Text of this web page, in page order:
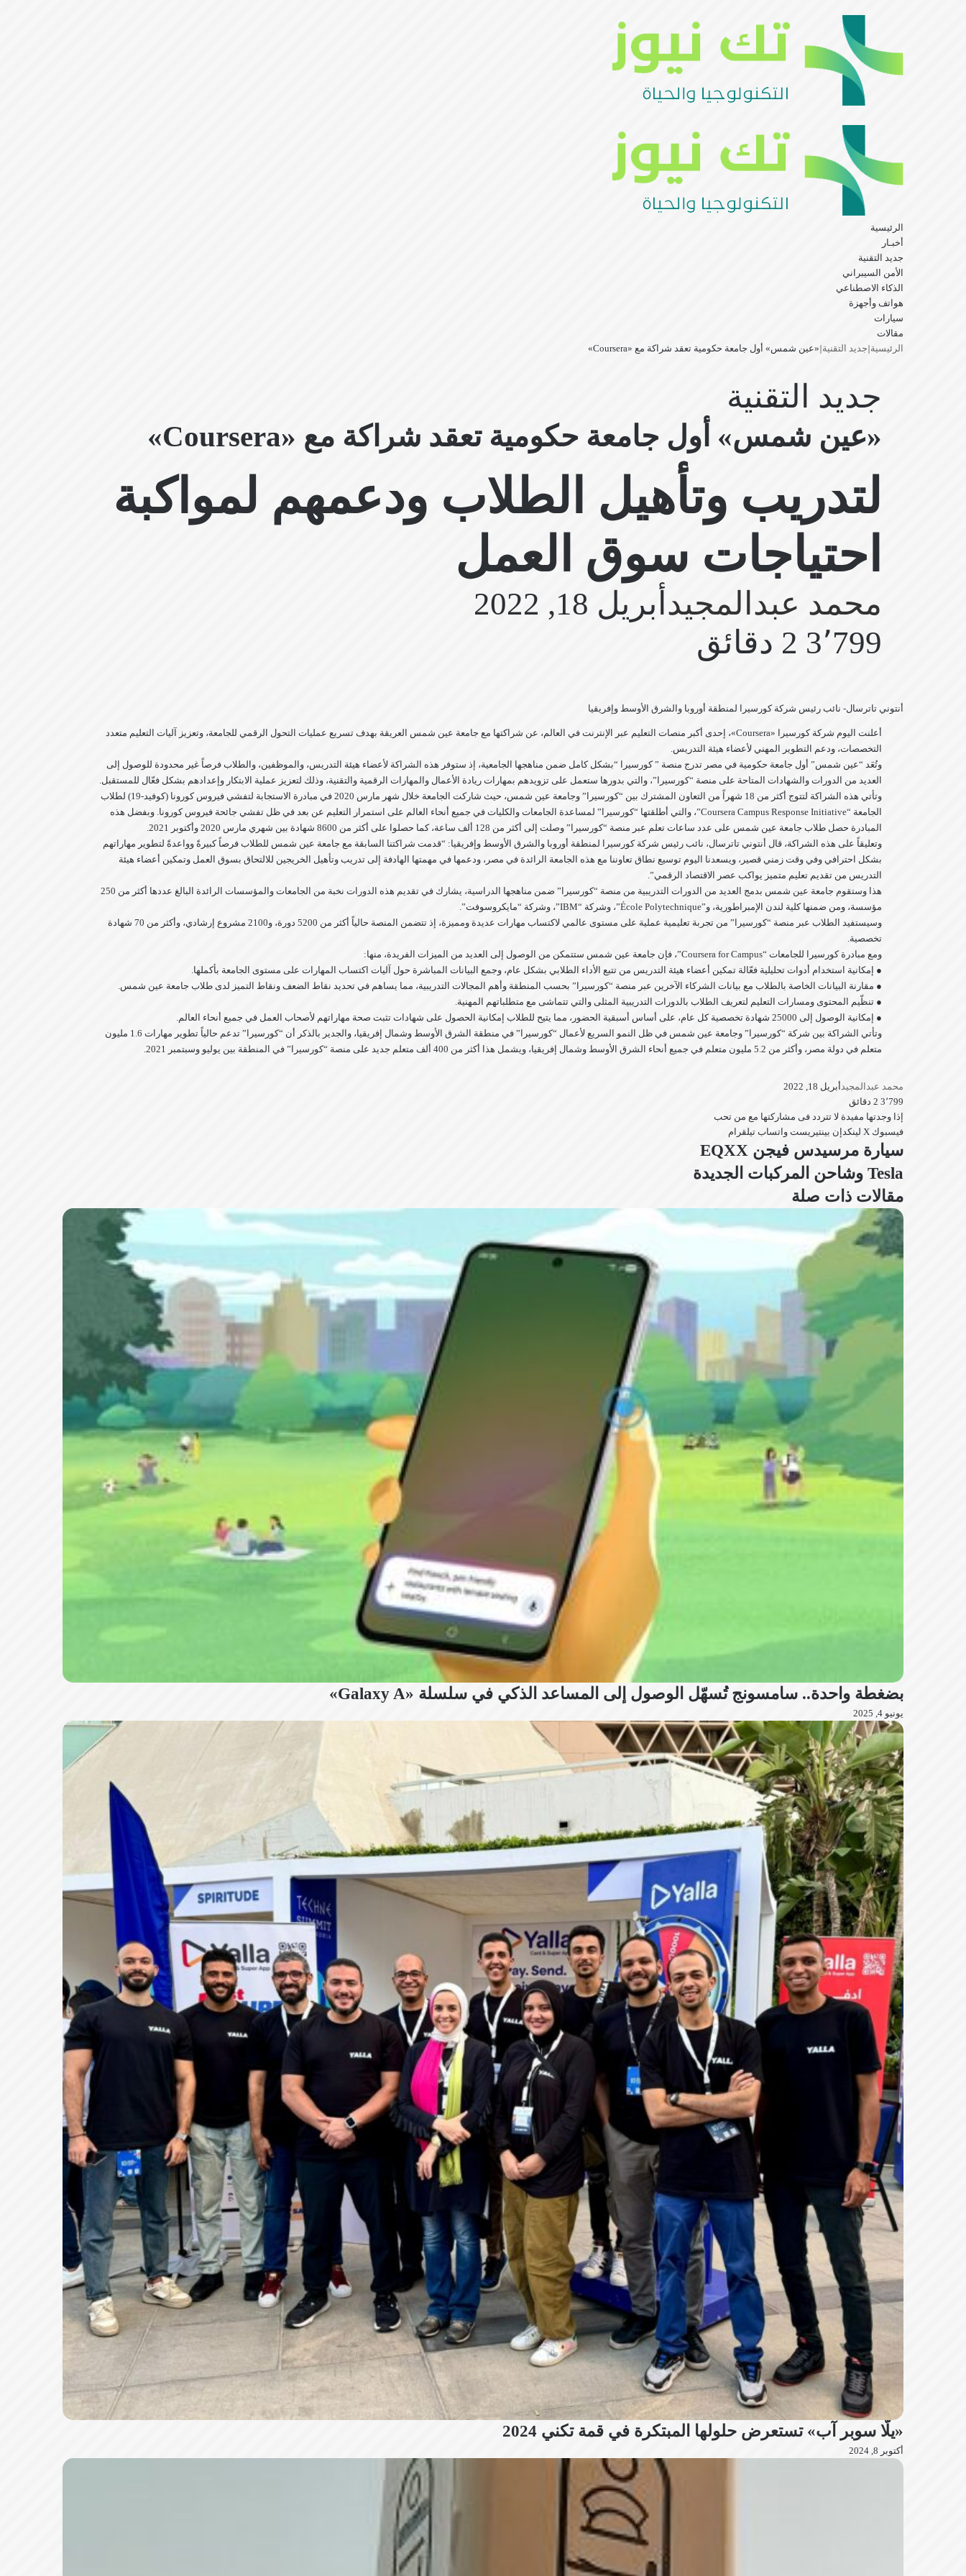
الرئيسية
أخبـار
جديد التقنية
الأمن السيبراني
الذكاء الاصطناعي
هواتف وأجهزة
سيارات
مقالات
فيسبوك
‫X
لينكدإن
انستقرام
إضافة
بحث
الرئيسية|جديد التقنية|«عين شمس» أول جامعة حكومية تعقد شراكة مع «Coursera»
جديد التقنية
«عين شمس» أول جامعة حكومية تعقد شراكة مع «Coursera»
لتدريب وتأهيل الطلاب ودعمهم لمواكبة
احتياجات سوق العمل
محمد عبدالمجيد أبريل 18, 2022
3٬799 2 دقائق
أنتوني تاترسال- نائب رئيس شركة كورسيرا لمنطقة أوروبا والشرق الأوسط وإفريقيا
أعلنت اليوم شركة كورسيرا «Coursera»، إحدى أكبر منصات التعليم عبر الإنترنت في العالم، عن شراكتها مع جامعة عين شمس العريقة بهدف تسريع عمليات التحول الرقمي للجامعة، وتعزيز آليات التعليم متعدد
التخصصات، ودعم التطوير المهني لأعضاء هيئة التدريس.
وتُعَد “عين شمس” أول جامعة حكومية في مصر تدرج منصة ” كورسيرا “بشكل كامل ضمن مناهجها الجامعية، إذ ستوفر هذه الشراكة لأعضاء هيئة التدريس، والموظفين، والطلاب فرصاً غير محدودة للوصول إلى
العديد من الدورات والشهادات المتاحة على منصة “كورسيرا”، والتي بدورها ستعمل على تزويدهم بمهارات ريادة الأعمال والمهارات الرقمية والتقنية، وذلك لتعزيز عملية الابتكار وإعدادهم بشكل فعّال للمستقبل.
وتأتي هذه الشراكة لتتوج أكثر من 18 شهراً من التعاون المشترك بين “كورسيرا” وجامعة عين شمس، حيث شاركت الجامعة خلال شهر مارس 2020 في مبادرة الاستجابة لتفشي فيروس كورونا (كوفيد-19) لطلاب
الجامعة “Coursera Campus Response Initiative”، والتي أطلقتها “كورسيرا” لمساعدة الجامعات والكليات في جميع أنحاء العالم على استمرار التعليم عن بعد في ظل تفشي جائحة فيروس كورونا. وبفضل هذه
المبادرة حصل طلاب جامعة عين شمس على عدد ساعات تعلم عبر منصة “كورسيرا” وصلت إلى أكثر من 128 ألف ساعة، كما حصلوا على أكثر من 8600 شهادة بين شهري مارس 2020 وأكتوبر 2021.
وتعليقاً على هذه الشراكة، قال أنتوني تاترسال، نائب رئيس شركة كورسيرا لمنطقة أوروبا والشرق الأوسط وإفريقيا: “قدمت شراكتنا السابقة مع جامعة عين شمس للطلاب فرصاً كبيرةً وواعدةً لتطوير مهاراتهم
بشكل احترافي وفي وقت زمني قصير، ويسعدنا اليوم توسيع نطاق تعاوننا مع هذه الجامعة الرائدة في مصر، ودعمها في مهمتها الهادفة إلى تدريب وتأهيل الخريجين للالتحاق بسوق العمل وتمكين أعضاء هيئة
التدريس من تقديم تعليم متميز يواكب عصر الاقتصاد الرقمي”.
هذا وستقوم جامعة عين شمس بدمج العديد من الدورات التدريبية من منصة “كورسيرا” ضمن مناهجها الدراسية، يشارك في تقديم هذه الدورات نخبة من الجامعات والمؤسسات الرائدة البالغ عددها أكثر من 250
مؤسسة، ومن ضمنها كلية لندن الإمبراطورية، و”École Polytechnique”، وشركة “IBM”، وشركة “مايكروسوفت”.
وسيستفيد الطلاب عبر منصة “كورسيرا” من تجربة تعليمية عملية على مستوى عالمي لاكتساب مهارات عديدة ومميزة، إذ تتضمن المنصة حالياً أكثر من 5200 دورة، و2100 مشروع إرشادي، وأكثر من 70 شهادة
تخصصية.
ومع مبادرة كورسيرا للجامعات “Coursera for Campus”، فإن جامعة عين شمس ستتمكن من الوصول إلى العديد من الميزات الفريدة، منها:
● إمكانية استخدام أدوات تحليلية فعّالة تمكين أعضاء هيئة التدريس من تتبع الأداء الطلابي بشكل عام، وجمع البيانات المباشرة حول آليات اكتساب المهارات على مستوى الجامعة بأكملها.
● مقارنة البيانات الخاصة بالطلاب مع بيانات الشركاء الآخرين عبر منصة “كورسيرا” بحسب المنطقة وأهم المجالات التدريبية، مما يساهم في تحديد نقاط الضعف ونقاط التميز لدى طلاب جامعة عين شمس.
● تنظّيم المحتوى ومسارات التعليم لتعريف الطلاب بالدورات التدريبية المثلى والتي تتماشى مع متطلباتهم المهنية.
● إمكانية الوصول إلى 25000 شهادة تخصصية كل عام، على أساس أسبقية الحضور، مما يتيح للطلاب إمكانية الحصول على شهادات تثبت صحة مهاراتهم لأصحاب العمل في جميع أنحاء العالم.
وتأتي الشراكة بين شركة “كورسيرا” وجامعة عين شمس في ظل النمو السريع لأعمال “كورسيرا” في منطقة الشرق الأوسط وشمال إفريقيا، والجدير بالذكر أن “كورسيرا” تدعم حالياً تطوير مهارات 1.6 مليون
متعلم في دولة مصر، وأكثر من 5.2 مليون متعلم في جميع أنحاء الشرق الأوسط وشمال إفريقيا، ويشمل هذا أكثر من 400 ألف متعلم جديد على منصة “كورسيرا” في المنطقة بين يوليو وسبتمبر 2021.
محمد عبدالمجيدأبريل 18, 2022
3٬799 2 دقائق
إذا وجدتها مفيدة لا تتردد فى مشاركتها مع من تحب
فيسبوك ‫X لينكدإن بينتيريست واتساب تيلقرام
سيارة
مرسيدس
فيجن
EQXX
سيارة مرسيدس فيجن EQXX
Tesla
المركبات
الجديدة
Tesla وشاحن المركبات الجديدة
مقالات ذات صلة
بضغطة واحدة.. سامسونج تُسهّل الوصول إلى المساعد الذكي في سلسلة «Galaxy A»
يونيو 4, 2025
«يلّا سوبر آب» تستعرض حلولها المبتكرة في قمة تكني 2024
أكتوبر 8, 2024